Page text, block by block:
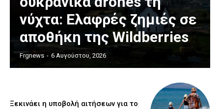
νύχτα: Ελαφρές ζημιές σε
αποθήκη της Wildberries
Frgnews - 6 Αυγούστου, 2026
Ξεκινάει η υποβολή αιτήσεων για το